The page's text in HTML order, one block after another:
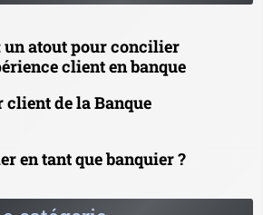
un atout pour concilier
client en banque
de la Banque
en tant que banquier ?